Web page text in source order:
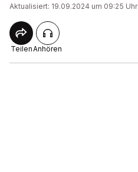
Aktualisiert: 19.09.2024 um 09:25 Uhr
TeilenAnhören